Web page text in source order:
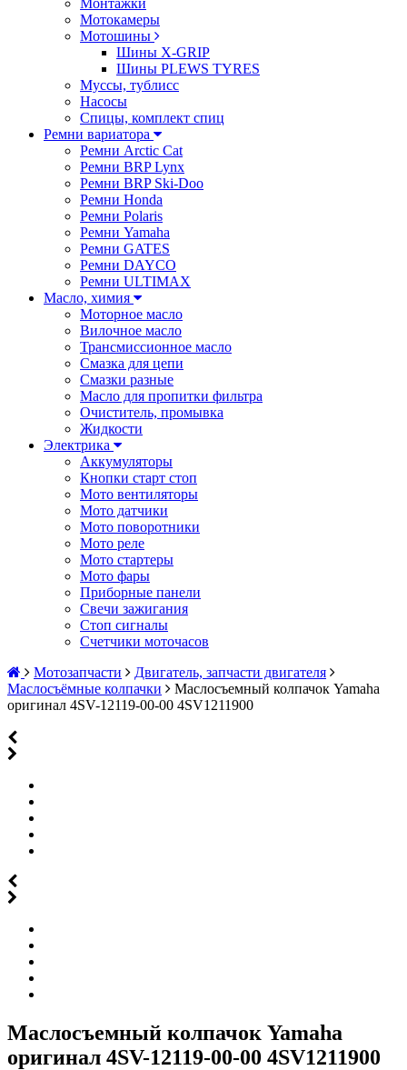
Монтажки
Мотокамеры
Мотошины
Шины X-GRIP
Шины PLEWS TYRES
Муссы, тублисс
Насосы
Спицы, комплект спиц
Ремни вариатора
Ремни Arctic Cat
Ремни BRP Lynx
Ремни BRP Ski-Doo
Ремни Honda
Ремни Polaris
Ремни Yamaha
Ремни GATES
Ремни DAYCO
Ремни ULTIMAX
Масло, химия
Моторное масло
Вилочное масло
Трансмиссионное масло
Смазка для цепи
Смазки разные
Масло для пропитки фильтра
Очиститель, промывка
Жидкости
Электрика
Аккумуляторы
Кнопки старт стоп
Мото вентиляторы
Мото датчики
Мото поворотники
Мото реле
Мото стартеры
Мото фары
Приборные панели
Свечи зажигания
Стоп сигналы
Счетчики моточасов
Мотозапчасти
Двигатель, запчасти двигателя
Маслосъёмные колпачки
Маслосъемный колпачок Yamaha
оригинал 4SV-12119-00-00 4SV1211900
Маслосъемный колпачок Yamaha
оригинал 4SV-12119-00-00 4SV1211900